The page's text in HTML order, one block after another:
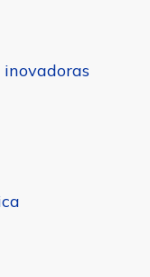
inovadoras